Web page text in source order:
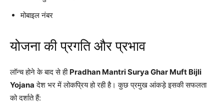
मोबाइल नंबर
योजना की प्रगति और प्रभाव
लॉन्च होने के बाद से ही Pradhan Mantri Surya Ghar Muft Bijli
Yojana देश भर में लोकप्रिय हो रही है। कुछ प्रमुख आंकड़े इसकी सफलता
को दर्शाते हैं: